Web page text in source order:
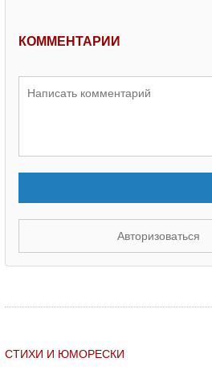
КОММЕНТАРИИ
Авторизоваться
СТИХИ И ЮМОРЕСКИ